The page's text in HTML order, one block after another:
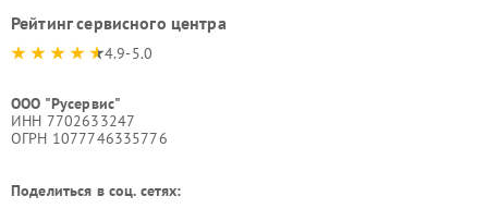
Рейтинг сервисного центра
4.9-5.0
ООО "Русервис"
ИНН 7702633247
ОГРН 1077746335776
Поделиться в соц. сетях: